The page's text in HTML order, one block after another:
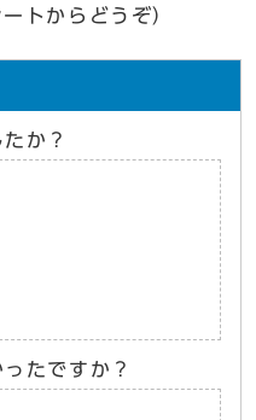
トからどうぞ）
か？
たですか？